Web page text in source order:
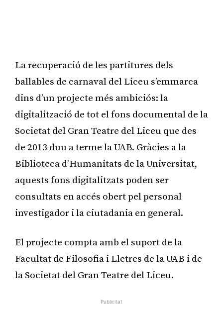
La recuperació de les partitures dels
ballables de carnaval del Liceu s’emmarca
dins d’un projecte més ambiciós: la
digitalització de tot el fons documental de la
Societat del Gran Teatre del Liceu que des
de 2013 duu a terme la UAB. Gràcies a la
Biblioteca d’Humanitats de la Universitat,
aquests fons digitalitzats poden ser
consultats en accés obert pel personal
investigador i la ciutadania en general.
El projecte compta amb el suport de la
Facultat de Filosofia i Lletres de la UAB i de
la Societat del Gran Teatre del Liceu.
Publicitat